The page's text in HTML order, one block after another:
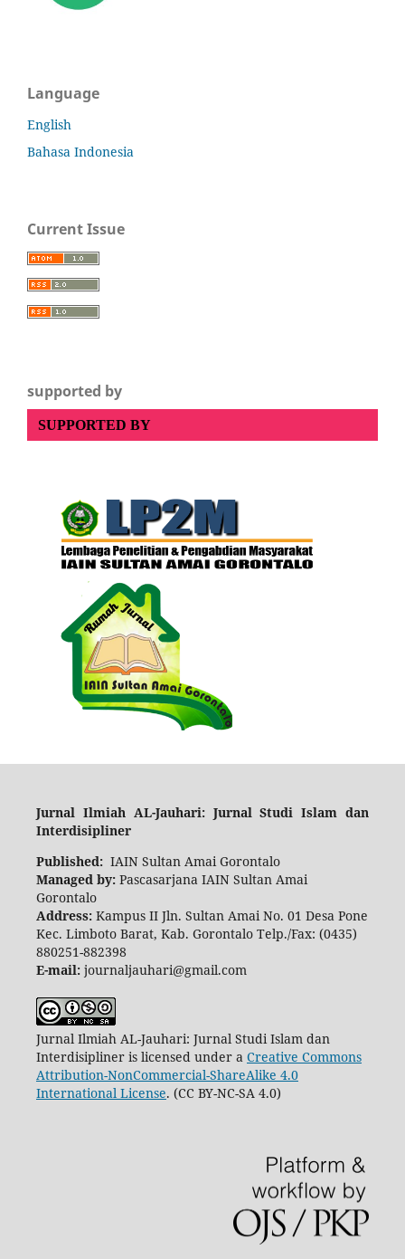
Language
English
Bahasa Indonesia
Current Issue
supported by
SUPPORTED BY
Jurnal Ilmiah AL-Jauhari: Jurnal Studi Islam dan
Interdisipliner
Published: IAIN Sultan Amai Gorontalo
Managed by:Pascasarjana IAIN Sultan Amai
Gorontalo
Address: Kampus II Jln. Sultan Amai No. 01 Desa Pone
Kec. Limboto Barat, Kab. Gorontalo Telp./Fax: (0435)
880251-882398
E-mail:journaljauhari@gmail.com
Jurnal Ilmiah AL-Jauhari: Jurnal Studi Islam dan
Interdisipliner is licensed under a Creative Commons
Attribution-NonCommercial-ShareAlike 4.0
International License. (CC BY-NC-SA 4.0)